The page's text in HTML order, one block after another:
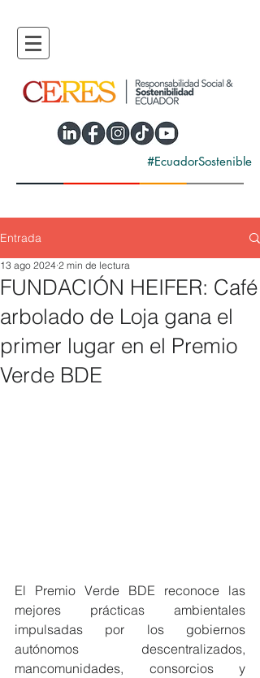
#EcuadorSostenible
Entrada
FUNDACIÓN HEIFER: Café
arbolado de Loja gana el
primer lugar en el Premio
Verde BDE
13 ago 2024 2 min de lectura
El Premio Verde BDE reconoce las
mejores prácticas ambientales
impulsadas por los gobiernos
autónomos descentralizados,
mancomunidades, consorcios y